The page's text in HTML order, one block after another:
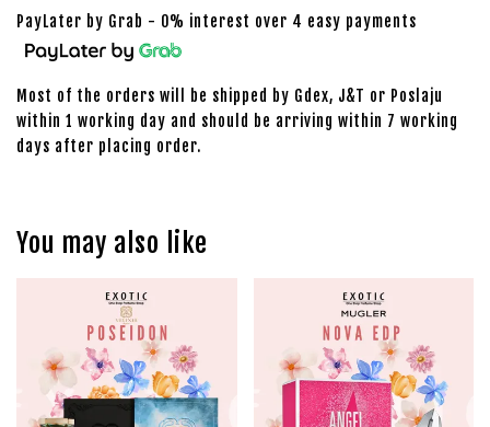
PayLater by Grab - 0% interest over 4 easy payments
Most of the orders will be shipped by Gdex, J&T or Poslaju
within 1 working day and should be arriving within 7 working
days after placing order.
You may also like